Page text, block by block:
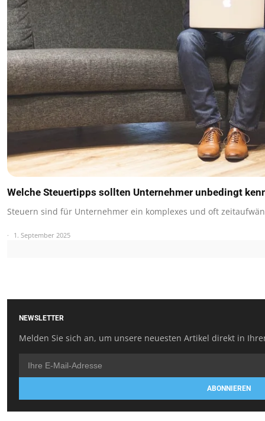
Welche Steuertipps sollten Unternehmer unbedingt
Steuern sind für Unternehmer ein komplexes und oft
1. September 2025
NEWSLETTER
Melden Sie sich an, um unsere neuesten Artikel direkt in
ABONNIEREN